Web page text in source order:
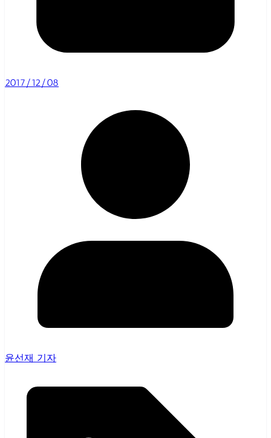
2017/12/08
윤선재 기자